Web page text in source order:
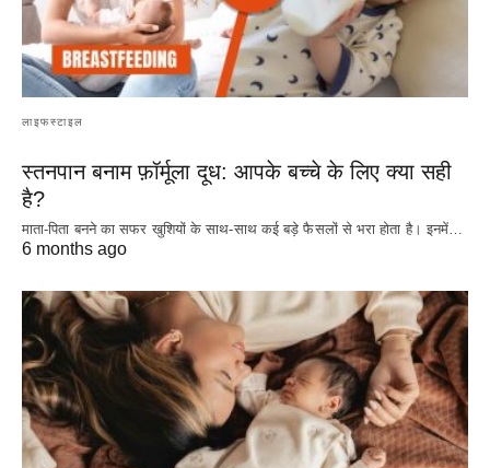
लाइफस्टाइल
स्तनपान बनाम फ़ॉर्मूला दूध: आपके बच्चे के लिए क्या सही
है?
माता-पिता बनने का सफर खुशियों के साथ-साथ कई बड़े फैसलों से भरा होता है। इनमें…
6 months ago